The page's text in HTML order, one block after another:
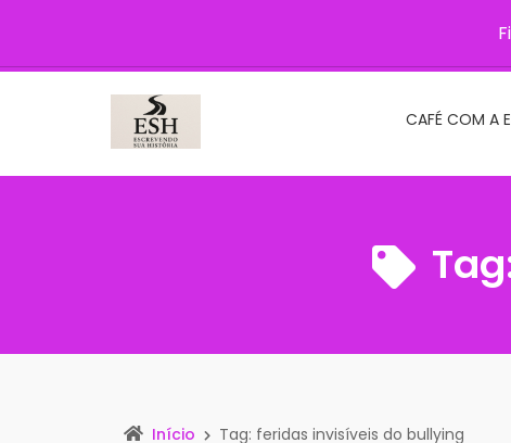
CAFÉ COM A
Início Tag: feridas invisíveis do bullying